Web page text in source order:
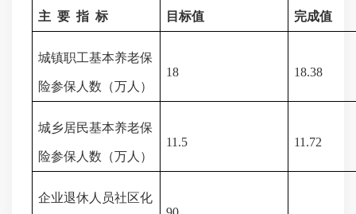
主 要 指 标 目标值 完成值
城镇职工基本养老保
险参保人数（万人）
18 18.38
城乡居民基本养老保
险参保人数（万人）
11.5 11.72
企业退休人员社区化